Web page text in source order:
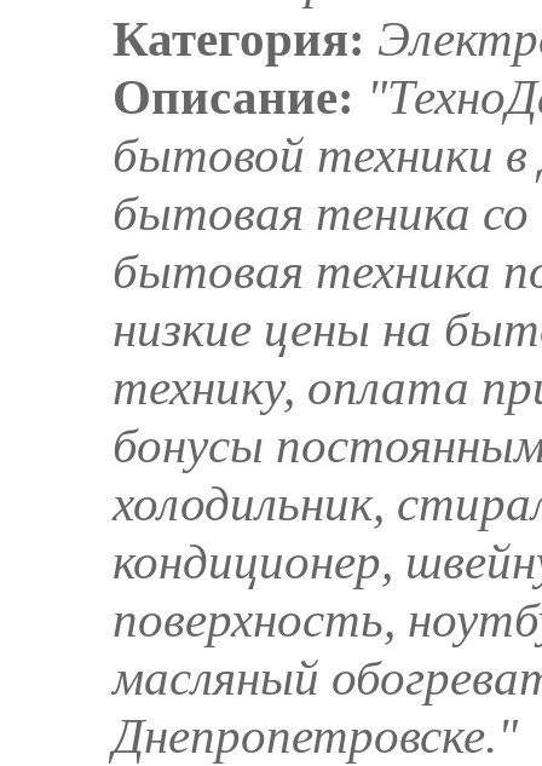
Категория:
Описание:
бытовой техники в
бытовая теника со
бытовая техника
низкие цены на
технику, оплата
бонусы
холодильник,
кондиционер,
поверхность,
масляный
Днепропетровске."